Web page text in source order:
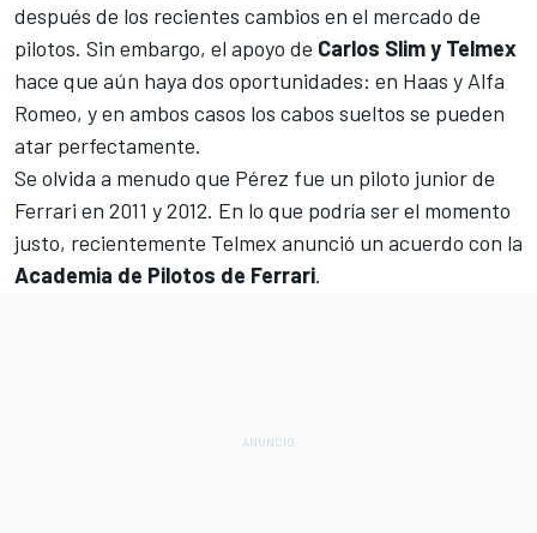
después de los recientes cambios en el mercado de
pilotos. Sin embargo, el apoyo de Carlos Slim y Telmex
hace que aún haya dos oportunidades: en Haas y Alfa
Romeo, y en ambos casos los cabos sueltos se pueden
atar perfectamente.
Se olvida a menudo que Pérez fue un piloto junior de
Ferrari en 2011 y 2012. En lo que podría ser el momento
justo, recientemente Telmex anunció un acuerdo con la
Academia de Pilotos de Ferrari.